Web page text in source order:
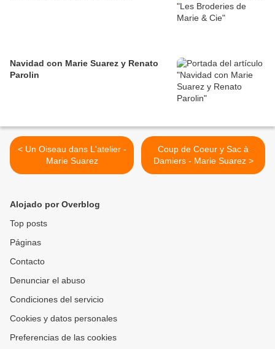
Navidad con Marie Suarez y Renato
Parolin
< Un Oiseau dans L'atelier -
Marie Suarez
Coup de Coeur y Sac à
Damiers - Marie Suarez >
Alojado por Overblog
Top posts
Páginas
Contacto
Denunciar el abuso
Condiciones del servicio
Cookies y datos personales
Preferencias de las cookies